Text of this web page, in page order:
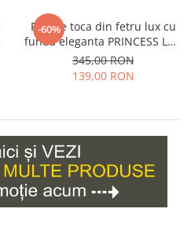
-60%
Palarie toca din fetru lux cu
funda eleganta PRINCESS LUX
(ALBASTRU) - marime unica,
reglabila
345,00 RON
139,00 RON